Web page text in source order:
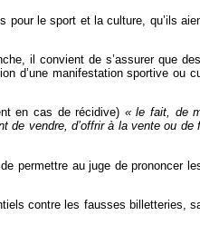
le sport et la culture, qu’ils
il convient de s’assurer que
d’une manifestation sportive ou
en cas de récidive) « le fait, de
de vendre, d’offrir à la vente ou
permettre au juge de prononcer
contre les fausses billetteries,